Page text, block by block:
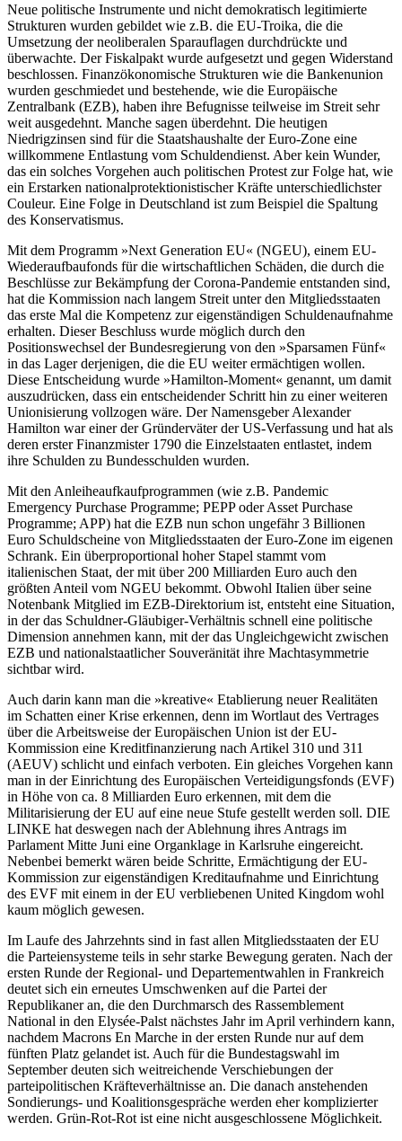
Neue politische Instrumente und nicht demokratisch legitimierte
Strukturen wurden gebildet wie z.B. die EU-Troika, die die
Umsetzung der neoliberalen Sparauflagen durchdrückte und
überwachte. Der Fiskalpakt wurde aufgesetzt und gegen Widerstand
beschlossen. Finanzökonomische Strukturen wie die Bankenunion
wurden geschmiedet und bestehende, wie die Europäische
Zentralbank (EZB), haben ihre Befugnisse teilweise im Streit sehr
weit ausgedehnt. Manche sagen überdehnt. Die heutigen
Niedrigzinsen sind für die Staatshaushalte der Euro-Zone eine
willkommene Entlastung vom Schuldendienst. Aber kein Wunder,
das ein solches Vorgehen auch politischen Protest zur Folge hat, wie
ein Erstarken nationalprotektionistischer Kräfte unterschiedlichster
Couleur. Eine Folge in Deutschland ist zum Beispiel die Spaltung
des Konservatismus.
Mit dem Programm »Next Generation EU« (NGEU), einem EU-
Wiederaufbaufonds für die wirtschaftlichen Schäden, die durch die
Beschlüsse zur Bekämpfung der Corona-Pandemie entstanden sind,
hat die Kommission nach langem Streit unter den Mitgliedsstaaten
das erste Mal die Kompetenz zur eigenständigen Schuldenaufnahme
erhalten. Dieser Beschluss wurde möglich durch den
Positionswechsel der Bundesregierung von den »Sparsamen Fünf«
in das Lager derjenigen, die die EU weiter ermächtigen wollen.
Diese Entscheidung wurde »Hamilton-Moment« genannt, um damit
auszudrücken, dass ein entscheidender Schritt hin zu einer weiteren
Unionisierung vollzogen wäre. Der Namensgeber Alexander
Hamilton war einer der Gründerväter der US-Verfassung und hat als
deren erster Finanzmister 1790 die Einzelstaaten entlastet, indem
ihre Schulden zu Bundesschulden wurden.
Mit den Anleiheaufkaufprogrammen (wie z.B. Pandemic
Emergency Purchase Programme; PEPP oder Asset Purchase
Programme; APP) hat die EZB nun schon ungefähr 3 Billionen
Euro Schuldscheine von Mitgliedsstaaten der Euro-Zone im eigenen
Schrank. Ein überproportional hoher Stapel stammt vom
italienischen Staat, der mit über 200 Milliarden Euro auch den
größten Anteil vom NGEU bekommt. Obwohl Italien über seine
Notenbank Mitglied im EZB-Direktorium ist, entsteht eine Situation,
in der das Schuldner-Gläubiger-Verhältnis schnell eine politische
Dimension annehmen kann, mit der das Ungleichgewicht zwischen
EZB und nationalstaatlicher Souveränität ihre Machtasymmetrie
sichtbar wird.
Auch darin kann man die »kreative« Etablierung neuer Realitäten
im Schatten einer Krise erkennen, denn im Wortlaut des Vertrages
über die Arbeitsweise der Europäischen Union ist der EU-
Kommission eine Kreditfinanzierung nach Artikel 310 und 311
(AEUV) schlicht und einfach verboten. Ein gleiches Vorgehen kann
man in der Einrichtung des Europäischen Verteidigungsfonds (EVF)
in Höhe von ca. 8 Milliarden Euro erkennen, mit dem die
Militarisierung der EU auf eine neue Stufe gestellt werden soll. DIE
LINKE hat deswegen nach der Ablehnung ihres Antrags im
Parlament Mitte Juni eine Organklage in Karlsruhe eingereicht.
Nebenbei bemerkt wären beide Schritte, Ermächtigung der EU-
Kommission zur eigenständigen Kreditaufnahme und Einrichtung
des EVF mit einem in der EU verbliebenen United Kingdom wohl
kaum möglich gewesen.
Im Laufe des Jahrzehnts sind in fast allen Mitgliedsstaaten der EU
die Parteiensysteme teils in sehr starke Bewegung geraten. Nach der
ersten Runde der Regional- und Departementwahlen in Frankreich
deutet sich ein erneutes Umschwenken auf die Partei der
Republikaner an, die den Durchmarsch des Rassemblement
National in den Elysée-Palst nächstes Jahr im April verhindern kann,
nachdem Macrons En Marche in der ersten Runde nur auf dem
fünften Platz gelandet ist. Auch für die Bundestagswahl im
September deuten sich weitreichende Verschiebungen der
parteipolitischen Kräfteverhältnisse an. Die danach anstehenden
Sondierungs- und Koalitionsgespräche werden eher komplizierter
werden. Grün-Rot-Rot ist eine nicht ausgeschlossene Möglichkeit.